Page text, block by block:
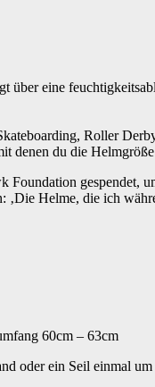
über eine
Roller
denen du die
gespendet,
Helme, die ich
60cm – 63cm
oder ein Seil einmal